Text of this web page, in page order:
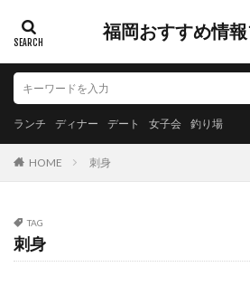
福岡おすすめ情
ランチ ディナー デート 女子会 釣り場
HOME 刺身
TAG
刺身